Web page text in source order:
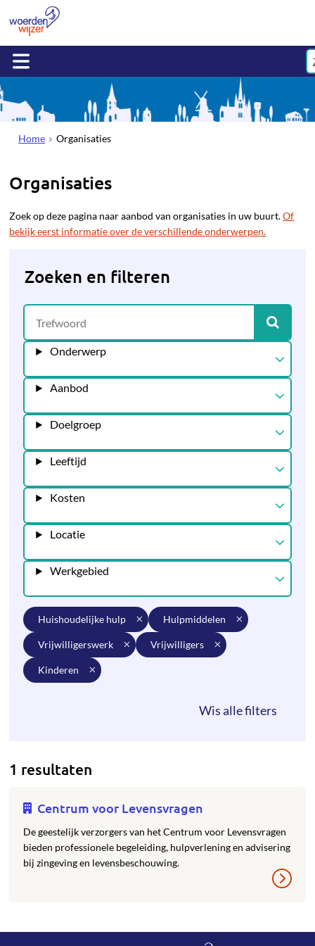
Home Organisaties
Organisaties
Zoek op deze pagina naar aanbod van organisaties in uw buurt.Of
bekijk eerst informatie over de verschillende onderwerpen.
Zoeken en filteren
Onderwerp
Aanbod
Doelgroep
Leeftijd
Kosten
Locatie
Werkgebied
huishoudelijke hulp hulpmiddelen
vrijwilligerswerk vrijwilligers
kinderen
1 resultaten
Centrum voor Levensvragen
De geestelijk verzorgers van het Centrum voor Levensvragen
bieden professionele begeleiding, hulpverlening en advisering
bij zingeving en levensbeschouwing.